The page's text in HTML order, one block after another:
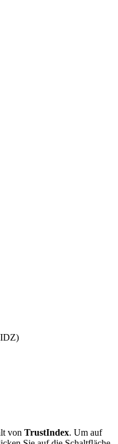
von TrustIndex. Um auf